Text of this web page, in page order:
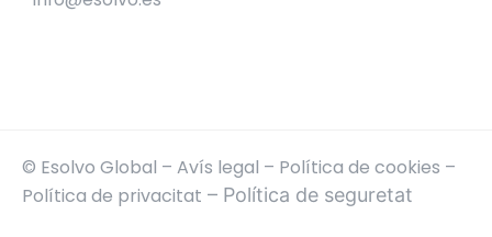
© Esolvo Global – Avís legal – Política de cookies –
Política de privacitat – Política de seguretat